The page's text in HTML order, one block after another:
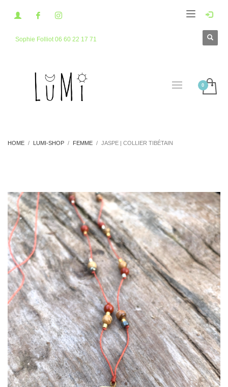
Sophie Folliot 06 60 22 17 71
HOME LUMI-SHOP FEMME JASPE | COLLIER TIBÉTAIN